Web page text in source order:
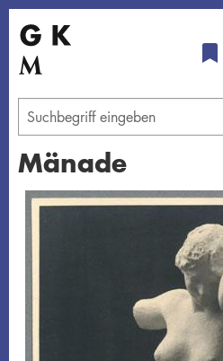
Direkt
zum
Inhalt
Geben
Sie
einen
Suchbegriff
Mänade
Übersicht schließen